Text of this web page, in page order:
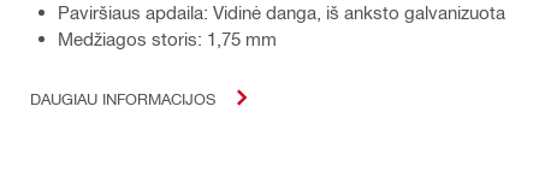
Paviršiaus apdaila: Vidinė danga, iš anksto galvanizuota
Medžiagos storis: 1,75 mm
DAUGIAU INFORMACIJOS